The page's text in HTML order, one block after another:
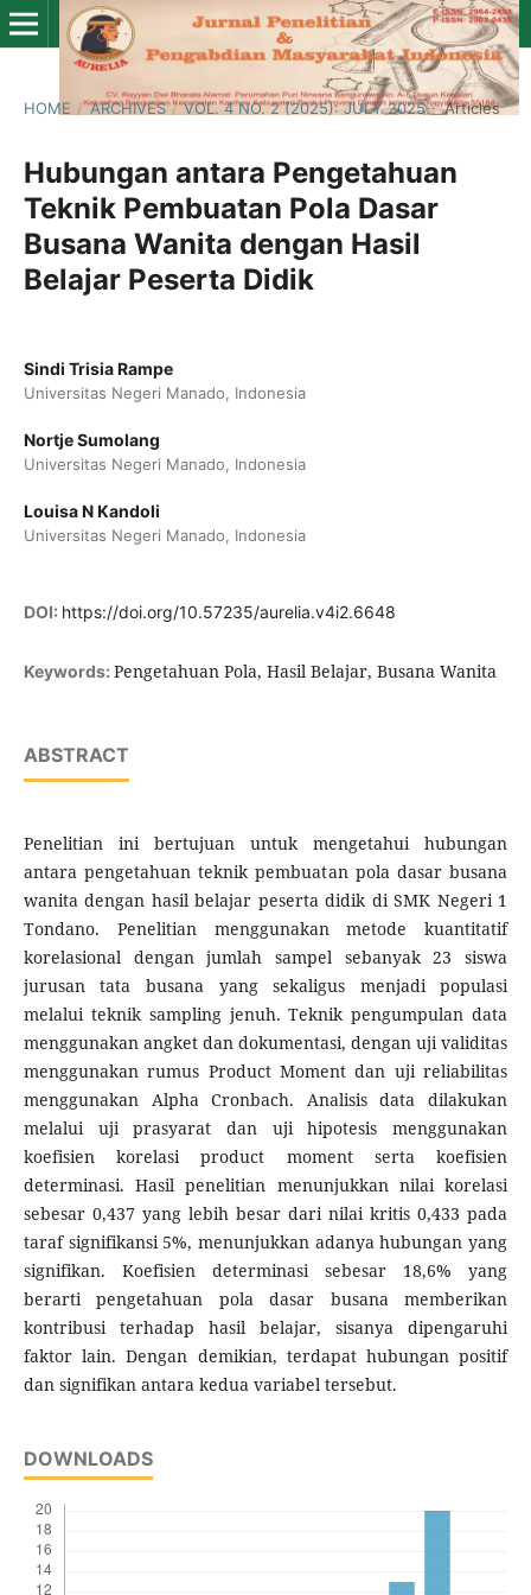
HOME / ARCHIVES / VOL. 4 NO. 2 (2025): JULY 2025 / Articles
Hubungan antara Pengetahuan
Teknik Pembuatan Pola Dasar
Busana Wanita dengan Hasil
Belajar Peserta Didik
Sindi Trisia Rampe
Universitas Negeri Manado, Indonesia
Nortje Sumolang
Universitas Negeri Manado, Indonesia
Louisa N Kandoli
Universitas Negeri Manado, Indonesia
DOI: https://doi.org/10.57235/aurelia.v4i2.6648
Keywords: Pengetahuan Pola, Hasil Belajar, Busana Wanita
ABSTRACT
Penelitian ini bertujuan untuk mengetahui hubungan
antara pengetahuan teknik pembuatan pola dasar busana
wanita dengan hasil belajar peserta didik di SMK Negeri 1
Tondano. Penelitian menggunakan metode kuantitatif
korelasional dengan jumlah sampel sebanyak 23 siswa
jurusan tata busana yang sekaligus menjadi populasi
melalui teknik sampling jenuh. Teknik pengumpulan data
menggunakan angket dan dokumentasi, dengan uji validitas
menggunakan rumus Product Moment dan uji reliabilitas
menggunakan Alpha Cronbach. Analisis data dilakukan
melalui uji prasyarat dan uji hipotesis menggunakan
koefisien korelasi product moment serta koefisien
determinasi. Hasil penelitian menunjukkan nilai korelasi
sebesar 0,437 yang lebih besar dari nilai kritis 0,433 pada
taraf signifikansi 5%, menunjukkan adanya hubungan yang
signifikan. Koefisien determinasi sebesar 18,6% yang
berarti pengetahuan pola dasar busana memberikan
kontribusi terhadap hasil belajar, sisanya dipengaruhi
faktor lain. Dengan demikian, terdapat hubungan positif
dan signifikan antara kedua variabel tersebut.
DOWNLOADS